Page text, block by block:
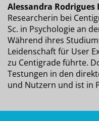
Alessandra Rodrigues
Researcherin bei
Sc. in Psychologie an
Während ihres
Leidenschaft für User
zu Centigrade führte.
Testungen in den
und Nutzern und ist in